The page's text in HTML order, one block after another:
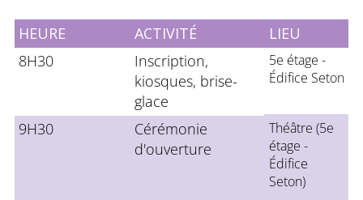
HEURE ACTIVITÉ
LIEU
8H30
Inscription,
kiosques, brise-
glace
5e étage -
Édifice Seton
9H30
Cérémonie
d'ouverture
Théâtre (5e
étage -
Édifice
Seton)